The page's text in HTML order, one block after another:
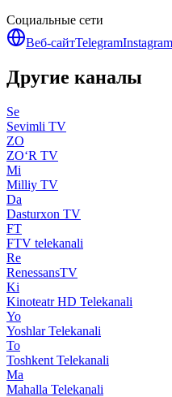
Социальные сети
Веб-сайтTelegramInstagram
Другие каналы
Se
Sevimli TV
ZO
ZO‘R TV
Mi
Milliy TV
Da
Dasturxon TV
FT
FTV telekanali
Re
RenessansTV
Ki
Kinoteatr HD Telekanali
Yo
Yoshlar Telekanali
To
Toshkent Telekanali
Ma
Mahalla Telekanali